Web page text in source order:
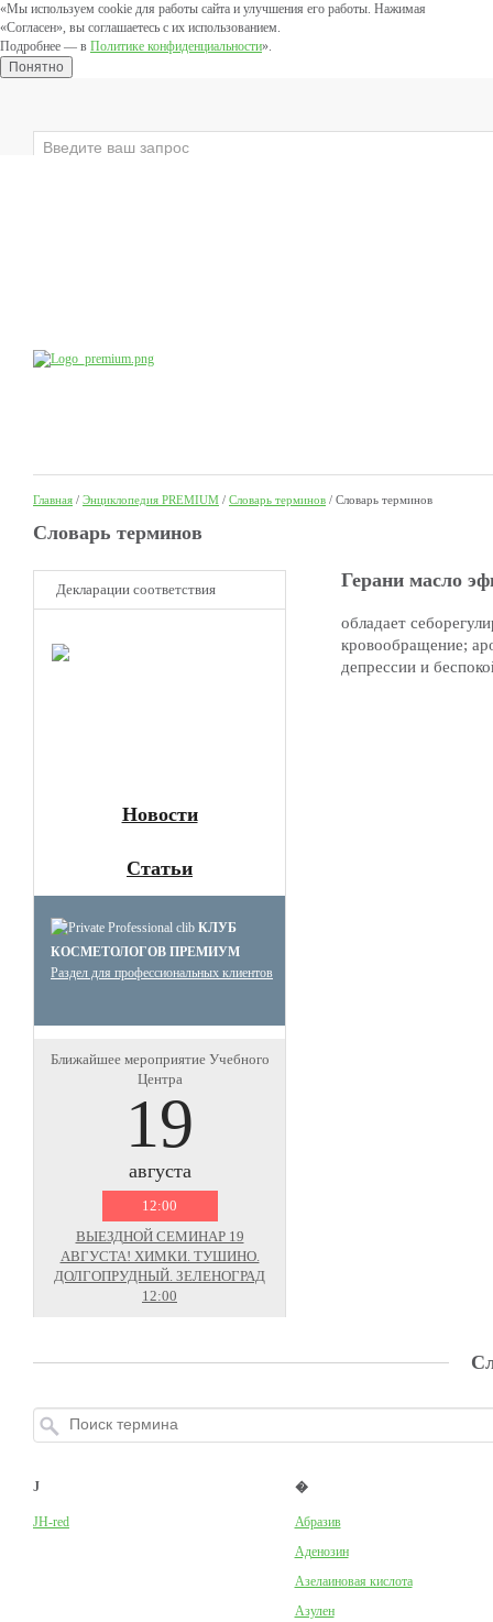
«Мы используем cookie для работы сайта и улучшения его работы. Нажимая
«Согласен», вы соглашаетесь с их использованием.
Подробнее — в Политике конфиденциальности».
Понятно
Главная / Энциклопедия PREMIUM / Словарь терминов / Словарь терминов
Cловарь терминов
Декларации соответствия
Новости
Статьи
КЛУБ
КОСМЕТОЛОГОВ ПРЕМИУМ
Раздел для профессиональных клиентов
Ближайшее мероприятие Учебного
Центра
19
августа
12:00
ВЫЕЗДНОЙ СЕМИНАР 19
АВГУСТА! ХИМКИ. ТУШИНО.
ДОЛГОПРУДНЫЙ. ЗЕЛЕНОГРАД
12:00
Герани масло
обладает
кровообращение;
депрессии и
J
JH-red
�
Абразив
Аденозин
Азелаиновая кислота
Азулен